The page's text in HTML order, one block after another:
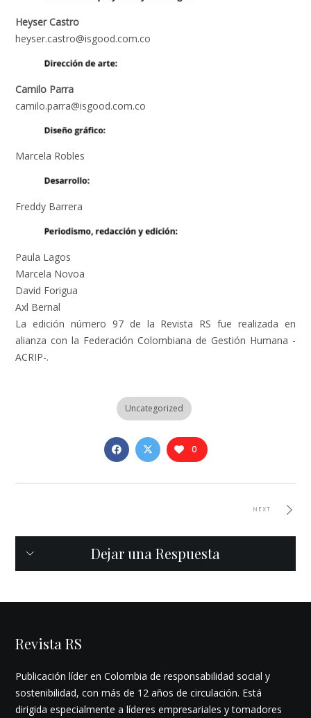
Heyser Castro
heyser.castro@isgood.com.co
Camilo Parra
camilo.parra@isgood.com.co
Marcela Robles
Freddy Barrera
Paula Lagos
Marcela Novoa
David Forigua
Axl Bernal
La edición número 97 de la Revista RS fue realizada en
alianza con la Federación Colombiana de Gestión Humana -
ACRIP-.
Uncategorized
0
NEXT
Dejar una Respuesta
Revista RS
Publicación líder en Colombia de responsabilidad social y
sostenibilidad, con más de 12 años de circulación. Está
dirigida especialmente a líderes empresariales y tomadores